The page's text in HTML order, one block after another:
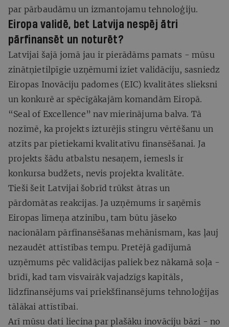
par pārbaudāmu un izmantojamu tehnoloģiju.
Eiropa validē, bet Latvija nespēj ātri
pārfinansēt un noturēt?
Latvijai šajā jomā jau ir pierādāms pamats - mūsu
zinātņietilpīgie uzņēmumi iziet validāciju, sasniedz
Eiropas Inovāciju padomes (EIC) kvalitātes slieksni
un konkurē ar spēcīgākajām komandām Eiropā.
“Seal of Excellence” nav mierinājuma balva. Tā
nozīmē, ka projekts izturējis stingru vērtēšanu un
atzīts par pietiekami kvalitatīvu finansēšanai. Ja
projekts šādu atbalstu nesaņem, iemesls ir
konkursa budžets, nevis projekta kvalitāte.
Tieši šeit Latvijai šobrīd trūkst ātras un
pārdomātas reakcijas. Ja uzņēmums ir saņēmis
Eiropas līmeņa atzinību, tam būtu jāseko
nacionālam pārfinansēšanas mehānismam, kas ļauj
nezaudēt attīstības tempu. Pretējā gadījumā
uzņēmums pēc validācijas paliek bez nākamā soļa -
brīdī, kad tam visvairāk vajadzīgs kapitāls,
līdzfinansējums vai priekšfinansējums tehnoloģijas
tālākai attīstībai.
Arī mūsu dati liecina par plašāku inovāciju bāzi - no